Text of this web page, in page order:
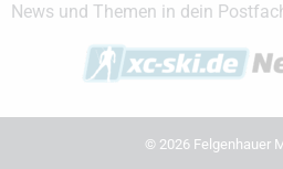
News und Themen in dein
© 2026 Felgenhauer